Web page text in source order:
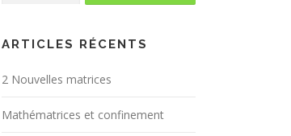
ARTICLES RÉCENTS
2 Nouvelles matrices
Mathématrices et confinement